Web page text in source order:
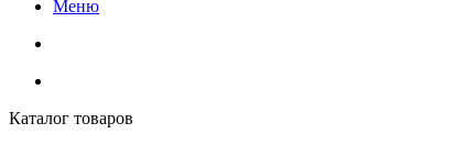
Меню
Каталог товаров